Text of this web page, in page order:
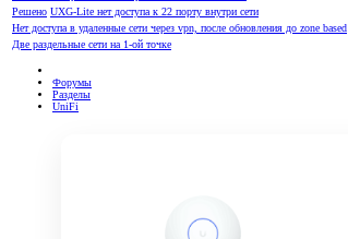
Решено UXG-Lite нет доступа к 22 порту внутри сети
Нет доступа в удаленные сети через vpn, после обновления до zone based
Две раздельные сети на 1-ой точке
Форумы
Разделы
UniFi